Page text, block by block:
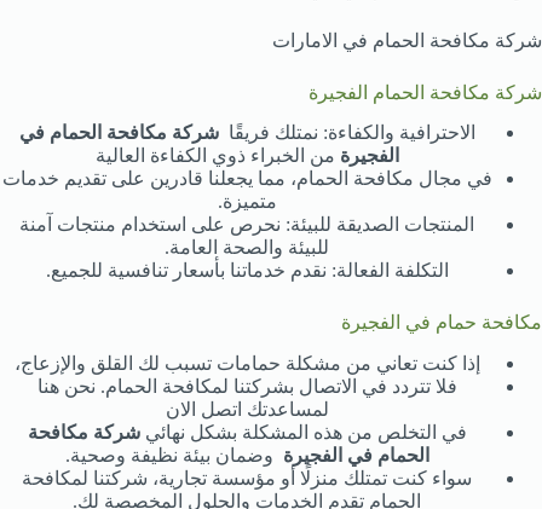
شركة مكافحة الحمام في الامارات
شركة مكافحة الحمام الفجيرة
الاحترافية والكفاءة: نمتلك فريقًاشركة مكافحة الحمام في
الفجيرة من الخبراء ذوي الكفاءة العالية
في مجال مكافحة الحمام، مما يجعلنا قادرين على تقديم خدمات
متميزة.
المنتجات الصديقة للبيئة: نحرص على استخدام منتجات آمنة
للبيئة والصحة العامة.
التكلفة الفعالة: نقدم خدماتنا بأسعار تنافسية للجميع.
مكافحة حمام في الفجيرة
إذا كنت تعاني من مشكلة حمامات تسبب لك القلق والإزعاج،
فلا تتردد في الاتصال بشركتنا لمكافحة الحمام. نحن هنا
لمساعدتك اتصل الان
في التخلص من هذه المشكلة بشكل نهائيشركة مكافحة
الحمام في الفجيرة وضمان بيئة نظيفة وصحية.
سواء كنت تمتلك منزلًا أو مؤسسة تجارية، شركتنا لمكافحة
الحمام تقدم الخدمات والحلول المخصصة لك.